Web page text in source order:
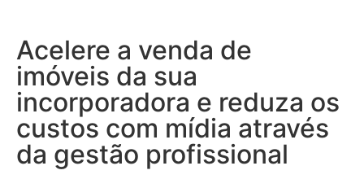
Acelere a venda de
imóveis da sua
incorporadora e reduza os
custos com mídia através
da gestão profissional​